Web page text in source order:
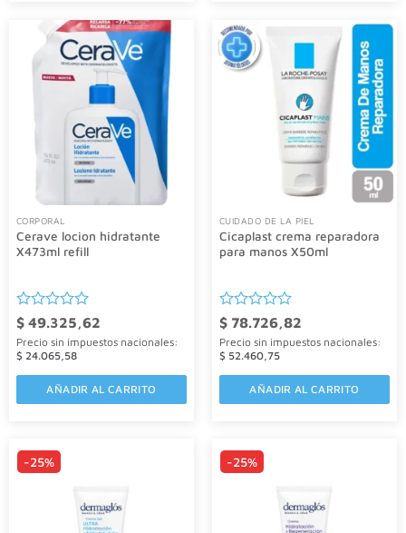
CORPORAL
Cerave locion hidratante
X473ml refill
Valorado
con
0
de
5
$49.325,62
Precio sin impuestos nacionales:
$ 24.065,58
AÑADIR AL CARRITO
CUIDADO DE LA PIEL
Cicaplast crema reparadora
para manos X50ml
Valorado
con
0
de
5
$78.726,82
Precio sin impuestos nacionales:
$ 52.460,75
AÑADIR AL CARRITO
-25% -25%